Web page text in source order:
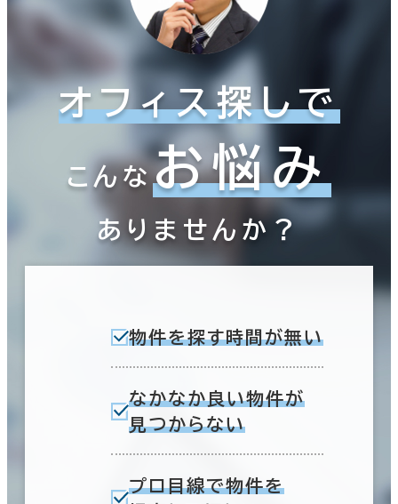
オフィス探しで
こんなお悩み
ありませんか？
物件を探す時間が無い
なかなか良い物件が
見つからない
プロ目線で物件を